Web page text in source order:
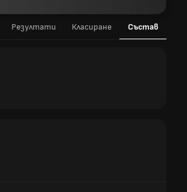
Резултати Класиране Състав